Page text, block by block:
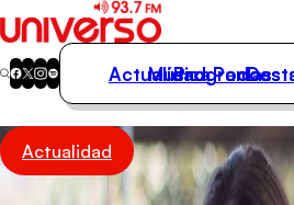
Actualidad
Música
Actualidad
Música
Programas
Actualidad